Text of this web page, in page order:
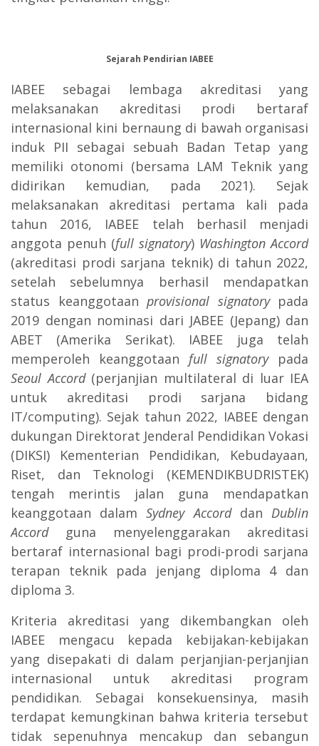
Sejarah Pendirian IABEE
IABEE sebagai lembaga akreditasi yang
melaksanakan akreditasi prodi bertaraf
internasional kini bernaung di bawah organisasi
induk PII sebagai sebuah Badan Tetap yang
memiliki otonomi (bersama LAM Teknik yang
didirikan kemudian, pada 2021). Sejak
melaksanakan akreditasi pertama kali pada
tahun 2016, IABEE telah berhasil menjadi
anggota penuh (full signatory) Washington Accord
(akreditasi prodi sarjana teknik) di tahun 2022,
setelah sebelumnya berhasil mendapatkan
status keanggotaan provisional signatory pada
2019 dengan nominasi dari JABEE (Jepang) dan
ABET (Amerika Serikat). IABEE juga telah
memperoleh keanggotaan full signatorypada
Seoul Accord (perjanjian multilateral di luar IEA
untuk akreditasi prodi sarjana bidang
IT/computing). Sejak tahun 2022, IABEE dengan
dukungan Direktorat Jenderal Pendidikan Vokasi
(DIKSI) Kementerian Pendidikan, Kebudayaan,
Riset, dan Teknologi (KEMENDIKBUDRISTEK)
tengah merintis jalan guna mendapatkan
keanggotaan dalamSydney AccorddanDublin
Accordguna menyelenggarakan akreditasi
bertaraf internasional bagi prodi-prodi sarjana
terapan teknik pada jenjang diploma 4 dan
diploma 3.
Kriteria akreditasi yang dikembangkan oleh
IABEE mengacu kepada kebijakan-kebijakan
yang disepakati di dalam perjanjian-perjanjian
internasional untuk akreditasi program
pendidikan. Sebagai konsekuensinya, masih
terdapat kemungkinan bahwa kriteria tersebut
tidak sepenuhnya mencakup dan sebangun